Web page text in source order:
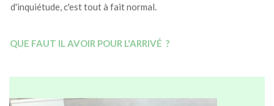
d'inquiétude, c'est tout à fait normal.
QUE FAUT IL AVOIR POUR L'ARRIVÉ ?